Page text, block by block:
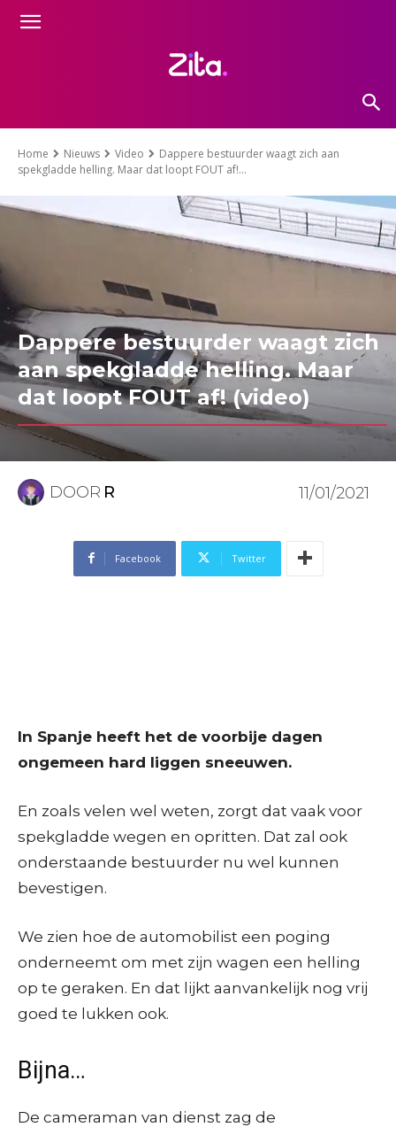
Home Nieuws Video
Dappere bestuurder waagt zich aan
spekgladde helling. Maar dat loopt FOUT af!...
Dappere bestuurder waagt zich
aan spekgladde helling. Maar
dat loopt FOUT af! (video)
DOOR R 11/01/2021
Facebook Twitter
In Spanje heeft het de voorbije dagen
ongemeen hard liggen sneeuwen.
En zoals velen wel weten, zorgt dat vaak voor
spekgladde wegen en opritten. Dat zal ook
onderstaande bestuurder nu wel kunnen
bevestigen.
We zien hoe de automobilist een poging
onderneemt om met zijn wagen een helling
op te geraken. En dat lijkt aanvankelijk nog vrij
goed te lukken ook.
Bijna…
De cameraman van dienst zag de